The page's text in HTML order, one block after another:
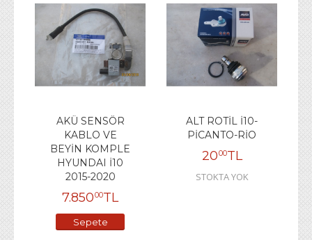
AKÜ SENSÖR
KABLO VE
BEYİN KOMPLE
HYUNDAI İ10
2015-2020
7.85000TL
Sepete
ALT ROTİL İ10-
PİCANTO-RİO
2000TL
STOKTA YOK